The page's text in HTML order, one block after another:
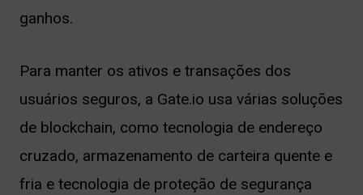
ganhos.
Para manter os ativos e transações dos
usuários seguros, a Gate.io usa várias soluções
de blockchain, como tecnologia de endereço
cruzado, armazenamento de carteira quente e
fria e tecnologia de proteção de segurança